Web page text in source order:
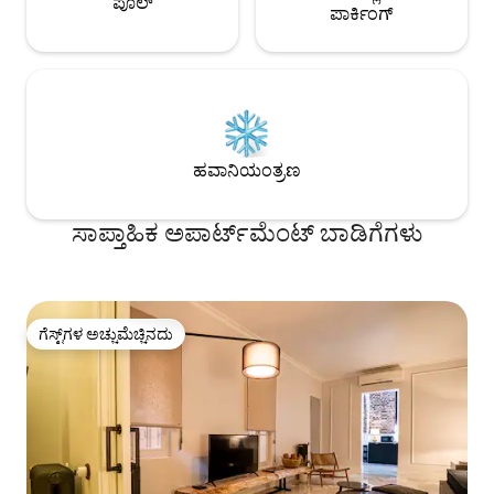
ಪಾರ್ಕಿಂಗ್
ಹವಾನಿಯಂತ್ರಣ
ಸಾಪ್ತಾಹಿಕ ಅಪಾರ್ಟ್‌ಮೆಂಟ್ ಬಾಡಿಗೆಗಳು
ಗೆಸ್ಟ್‌ಗಳ ಅಚ್ಚುಮೆಚ್ಚಿನದು
ಗೆಸ್ಟ್‌ಗಳ ಅಚ್ಚುಮೆಚ್ಚಿನದು